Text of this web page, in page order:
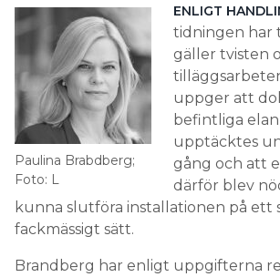
Paulina Brabdberg;
Foto: L
ENLIGT
tidningen har
gäller tvisten
uppger att
befintliga
upptäcktes
gång och att
därför blev
kunna slutföra installationen på ett
fackmässigt sätt.
Brandberg har enligt uppgifterna